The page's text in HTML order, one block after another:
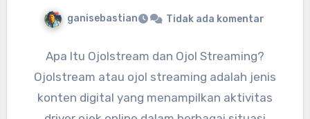
ganisebastian Tidak ada komentar
Apa Itu Ojolstream dan Ojol Streaming?
Ojolstream atau ojol streaming adalah jenis
konten digital yang menampilkan aktivitas